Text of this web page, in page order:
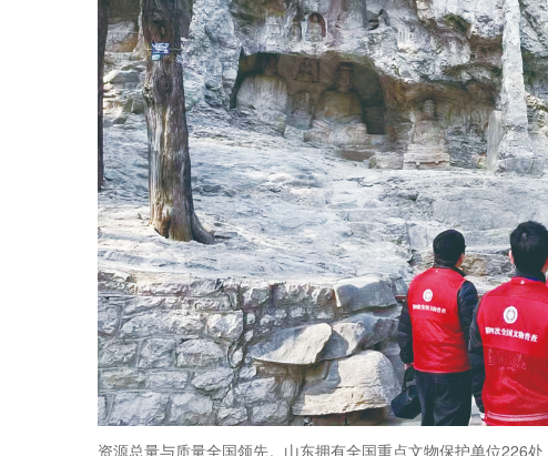
资源总量与质量全国领先。山东拥有全国重点文物保护单位226